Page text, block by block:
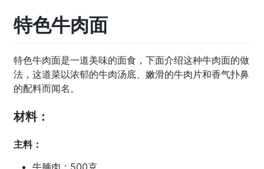
特色牛肉面
特色牛肉面是一道美味的面食，下面介绍这种牛肉面的做
法，这道菜以浓郁的牛肉汤底、嫩滑的牛肉片和香气扑鼻
的配料而闻名。
材料：
主料：
牛腩肉：500克